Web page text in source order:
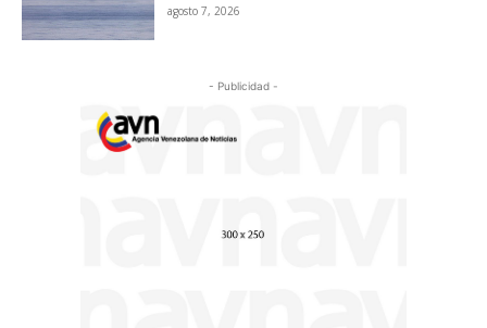
agosto 7, 2026
- Publicidad -